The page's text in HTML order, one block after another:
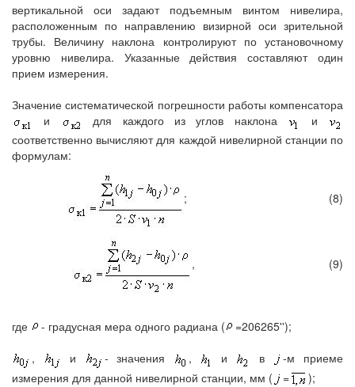
вертикальной оси задают подъемным винтом нивелира,
расположенным по направлению визирной оси зрительной
трубы. Величину наклона контролируют по установочному
уровню нивелира. Указанные действия составляют один
прием измерения.
Значение систематической погрешности работы компенсатора
и
для каждого из углов наклона
и
соответственно вычисляют для каждой нивелирной станции по
формулам:
; (8)
, (9)
где - градусная мера одного радиана ( =206265'');
, и - значения , и в
-м приеме
измерения для данной нивелирной станции, мм (
= );